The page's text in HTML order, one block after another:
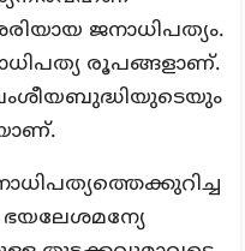
ജനാധിപത്യം.
രൂപങ്ങളാണ്.